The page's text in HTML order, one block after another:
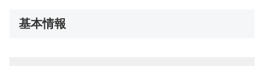
基本情報